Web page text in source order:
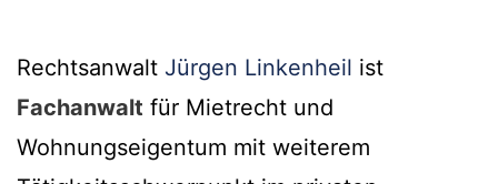
Rechtsanwalt Jürgen Linkenheil ist
Fachanwalt für Mietrecht und
Wohnungseigentum mit weiterem